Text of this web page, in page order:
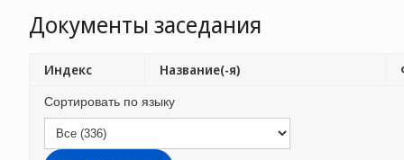
Документы заседания
Сортировать по языку
Индекс Название(-я)